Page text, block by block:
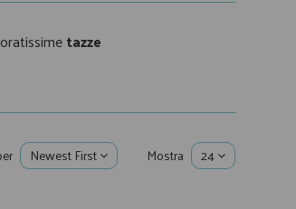
tazze
Newest First Mostra 24